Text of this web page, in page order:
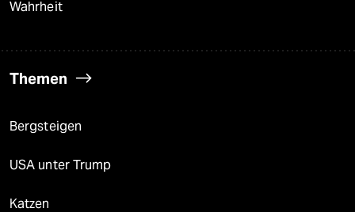
Wahrheit
Themen
Bergsteigen
USA unter Trump
Katzen